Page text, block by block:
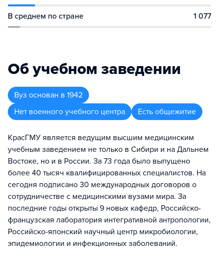
В среднем по стране 1 077
Об учебном заведении
Вуз основан в 1942
Нет военного учебного центра
Есть общежитие
КрасГМУ является ведущим высшим медицинским
учебным заведением не только в Сибири и на Дальнем
Востоке, но и в России. За 73 года было выпущено
более 40 тысяч квалифицированных специалистов. На
сегодня подписано 30 международных договоров о
сотрудничестве с медицинскими вузами мира. За
последние годы открыты 9 новых кафедр, Российско-
французская лаборатория интегративной антропологии,
Российско-японский научный центр микробиологии,
эпидемиологии и инфекционных заболеваний.